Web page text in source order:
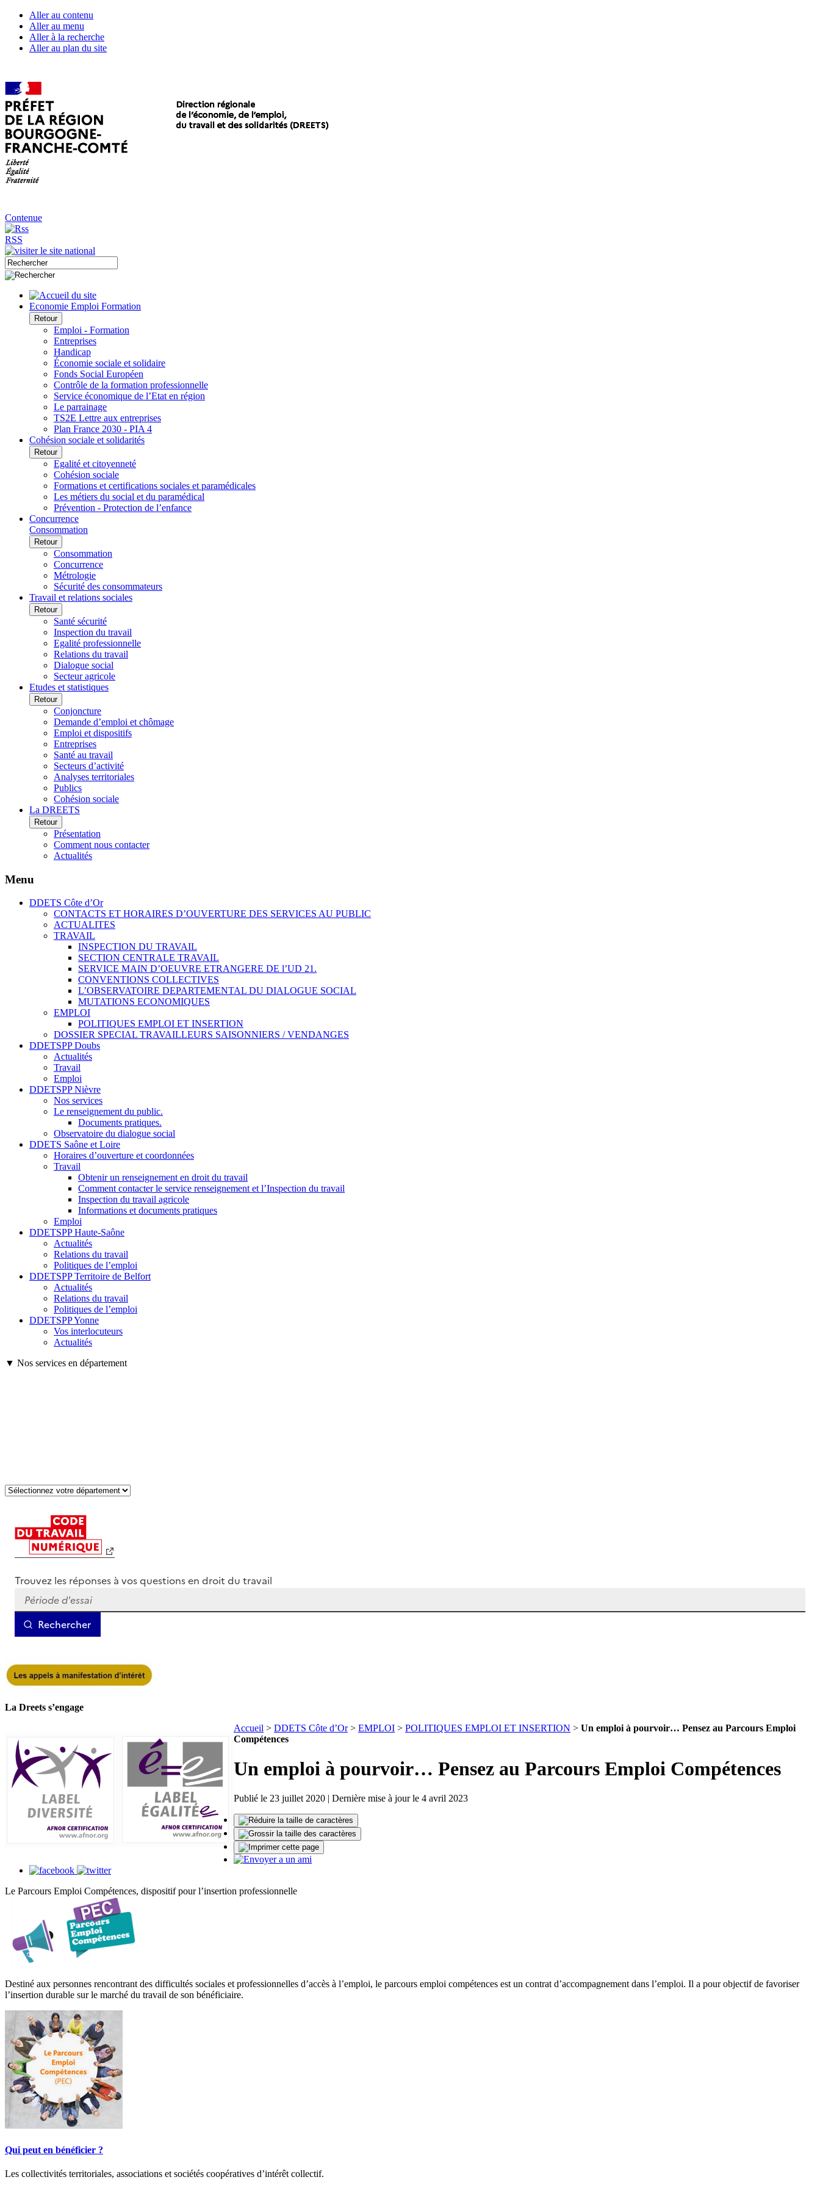
Aller au contenu
Aller au menu
Aller à la recherche
Aller au plan du site
Contenue
RSS
Economie Emploi Formation
Retour
Emploi - Formation
Entreprises
Handicap
Économie sociale et solidaire
Fonds Social Européen
Contrôle de la formation professionnelle
Service économique de l’Etat en région
Le parrainage
TS2E Lettre aux entreprises
Plan France 2030 - PIA 4
Cohésion sociale et solidarités
Retour
Egalité et citoyenneté
Cohésion sociale
Formations et certifications sociales et paramédicales
Les métiers du social et du paramédical
Prévention - Protection de l’enfance
Concurrence
Consommation
Retour
Consommation
Concurrence
Métrologie
Sécurité des consommateurs
Travail et relations sociales
Retour
Santé sécurité
Inspection du travail
Egalité professionnelle
Relations du travail
Dialogue social
Secteur agricole
Etudes et statistiques
Retour
Conjoncture
Demande d’emploi et chômage
Emploi et dispositifs
Entreprises
Santé au travail
Secteurs d’activité
Analyses territoriales
Publics
Cohésion sociale
La DREETS
Retour
Présentation
Comment nous contacter
Actualités
Menu
DDETS Côte d’Or
CONTACTS ET HORAIRES D’OUVERTURE DES SERVICES AU PUBLIC
ACTUALITES
TRAVAIL
INSPECTION DU TRAVAIL
SECTION CENTRALE TRAVAIL
SERVICE MAIN D’OEUVRE ETRANGERE DE l’UD 21.
CONVENTIONS COLLECTIVES
L’OBSERVATOIRE DEPARTEMENTAL DU DIALOGUE SOCIAL
MUTATIONS ECONOMIQUES
EMPLOI
POLITIQUES EMPLOI ET INSERTION
DOSSIER SPECIAL TRAVAILLEURS SAISONNIERS / VENDANGES
DDETSPP Doubs
Actualités
Travail
Emploi
DDETSPP Nièvre
Nos services
Le renseignement du public.
Documents pratiques.
Observatoire du dialogue social
DDETS Saône et Loire
Horaires d’ouverture et coordonnées
Travail
Obtenir un renseignement en droit du travail
Comment contacter le service renseignement et l’Inspection du travail
Inspection du travail agricole
Informations et documents pratiques
Emploi
DDETSPP Haute-Saône
Actualités
Relations du travail
Politiques de l’emploi
DDETSPP Territoire de Belfort
Actualités
Relations du travail
Politiques de l’emploi
DDETSPP Yonne
Vos interlocuteurs
Actualités
▼ Nos services en département
La Dreets s’engage
Accueil > DDETS Côte d’Or> EMPLOI > POLITIQUES EMPLOI ET INSERTION > Un emploi à pourvoir… Pensez au Parcours Emploi
Compétences
Un emploi à pourvoir… Pensez au Parcours Emploi Compétences
Publié le 23 juillet 2020 | Dernière mise à jour le 4 avril 2023
Le Parcours Emploi Compétences, dispositif pour l’insertion professionnelle
Destiné aux personnes rencontrant des difficultés sociales et professionnelles d’accès à l’emploi, le parcours emploi compétences est un contrat d’accompagnement dans l’emploi. Il a pour objectif de favoriser
l’insertion durable sur le marché du travail de son bénéficiaire.
Qui peut en bénéficier ?
Les collectivités territoriales, associations et sociétés coopératives d’intérêt collectif.